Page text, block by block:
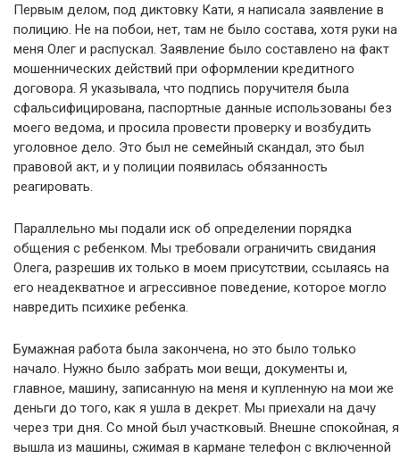
Первым делом, под диктовку Кати, я написала заявление в
полицию. Не на побои, нет, там не было состава, хотя руки на
меня Олег и распускал. Заявление было составлено на факт
мошеннических действий при оформлении кредитного
договора. Я указывала, что подпись поручителя была
сфальсифицирована, паспортные данные использованы без
моего ведома, и просила провести проверку и возбудить
уголовное дело. Это был не семейный скандал, это был
правовой акт, и у полиции появилась обязанность
реагировать.
Параллельно мы подали иск об определении порядка
общения с ребенком. Мы требовали ограничить свидания
Олега, разрешив их только в моем присутствии, ссылаясь на
его неадекватное и агрессивное поведение, которое могло
навредить психике ребенка.
Бумажная работа была закончена, но это было только
начало. Нужно было забрать мои вещи, документы и,
главное, машину, записанную на меня и купленную на мои же
деньги до того, как я ушла в декрет. Мы приехали на дачу
через три дня. Со мной был участковый. Внешне спокойная, я
вышла из машины, сжимая в кармане телефон с включенной